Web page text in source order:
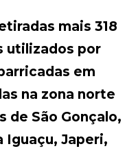
mais 318
utilizados por
em
na zona norte
de São Gonçalo,
Iguaçu, Japeri,